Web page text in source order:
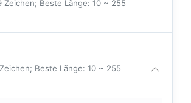
Zeichen; Beste Länge: 10 ~ 255
Beste Länge: 10 ~ 255